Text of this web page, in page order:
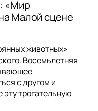
«Мир
Малой сцене
животных»
Восемьлетняя
с другом и
эту трогательную